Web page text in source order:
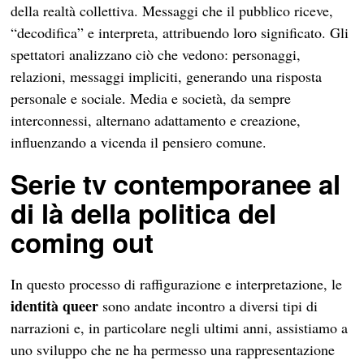
della realtà collettiva. Messaggi che il pubblico riceve,
“decodifica” e interpreta, attribuendo loro significato. Gli
spettatori analizzano ciò che vedono: personaggi,
relazioni, messaggi impliciti, generando una risposta
personale e sociale. Media e società, da sempre
interconnessi, alternano adattamento e creazione,
influenzando a vicenda il pensiero comune.
Serie tv contemporanee al
di là della politica del
coming out
In questo processo di raffigurazione e interpretazione, le
identità queer sono andate incontro a diversi tipi di
narrazioni e, in particolare negli ultimi anni, assistiamo a
uno sviluppo che ne ha permesso una rappresentazione